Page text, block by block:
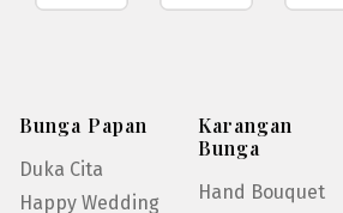
Bunga Papan
Duka Cita
Happy Wedding
Karangan
Bunga
Hand Bouquet